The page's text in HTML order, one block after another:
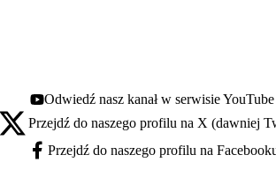
Youtube - otwiera się w nowej karcie
Odwiedź nasz kanał w serwisie YouTube
X - otwiera się w nowej karcie
Przejdź do naszego profilu na X (dawniej
Facebook - otwiera się w nowej karcie
Przejdź do naszego profilu na